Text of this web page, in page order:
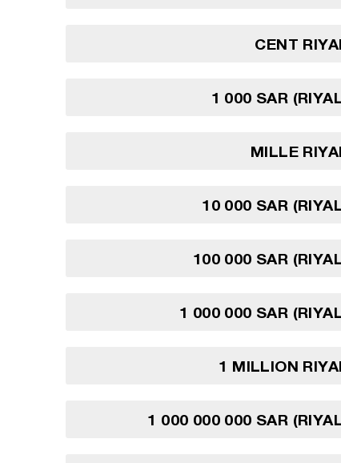
CENT
1 000 SAR
MILLE
10 000 SAR
100 000 SAR
1 000 000 SAR
1 MILLION
1 000 000 000 SAR